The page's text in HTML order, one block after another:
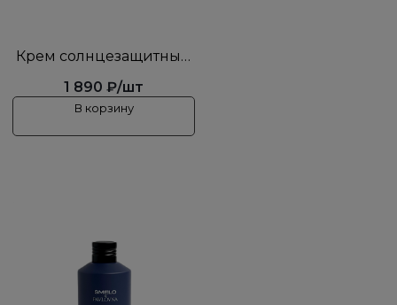
Крем солнцезащитный
PAVLOVNAxSMELO
1 890 ₽/шт
В корзину